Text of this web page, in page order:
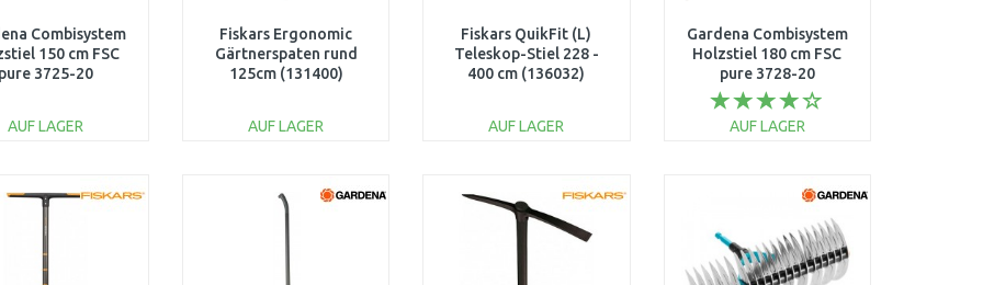
Combisystem
150 cm FSC
pure 3725-20
AUF LAGER
Vergleichen
Fiskars Ergonomic
Gärtnerspaten rund
125cm (131400)
AUF LAGER
Fiskars QuikFit (L)
Teleskop-Stiel 228 -
400 cm (136032)
AUF LAGER
Vergleichen
Gardena Combisystem
Holzstiel 180 cm FSC
pure 3728-20
AUF LAGER